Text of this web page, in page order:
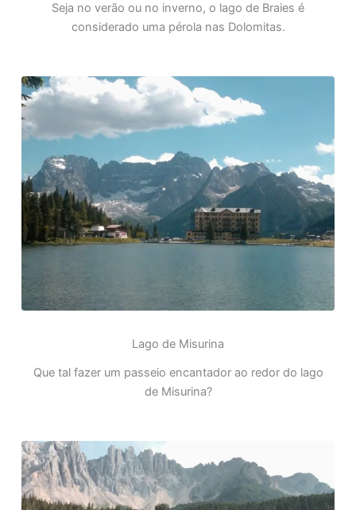
Seja no verão ou no inverno, o lago de Braies é
considerado uma pérola nas Dolomitas.
Lago de Misurina
Que tal fazer um passeio encantador ao redor do lago
de Misurina?